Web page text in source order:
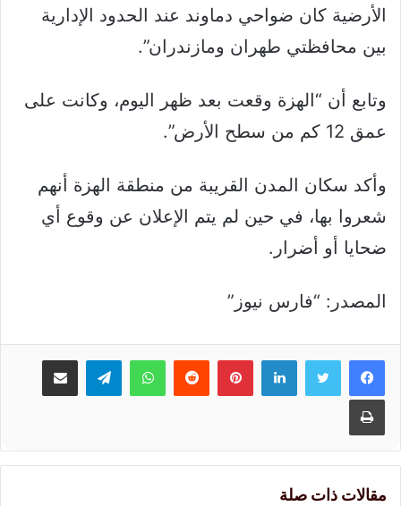
الأرضية كان ضواحي دماوند عند الحدود الإدارية
بين محافظتي طهران ومازندران”.
وتابع أن “الهزة وقعت بعد ظهر اليوم، وكانت على
عمق 12 كم من سطح الأرض”.
وأكد سكان المدن القريبة من منطقة الهزة أنهم
شعروا بها، في حين لم يتم الإعلان عن وقوع أي
ضحايا أو أضرار.
المصدر: “فارس نيوز”
لينكدإنبينتيريست واتسابتيلقرام مشاركة عبر البريد
طباعة
مقالات ذات صلة